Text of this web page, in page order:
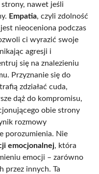
nawet jeśli
Empatia, czyli zdolność
nieoceniona podczas
ci wyrazić swoje
agresji i
się na znalezieniu
Przyznanie się do
zdziałać cuda,
dąż do kompromisu,
obie strony
rozmowy
porozumienia. Nie
emocjonalnej, która
emocji – zarówno
przez innych. Ta